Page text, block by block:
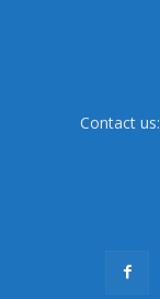
Contact us: